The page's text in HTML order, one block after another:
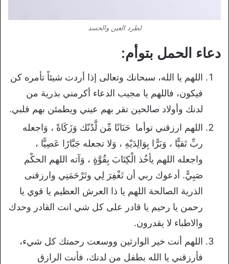
لطرد العين والحسد
دعاء الحمل بتوأم:
اللهم يا الله، سبحانك وتعالى إذا أردت شيئاً تأمره كن
فيكون، فاللهم يا مجيب الدعاء أكرمني بذرية من
لدنك وأولاد صالحين تقر بهم عيني ويطمئن بهم قلبي.
اللهم ارزقني توأما حَنَانًا مِّن لَّدُنّك وَزَكَاةً ، وَاجعله
ربِّ تَقيًّا ، وَبَرًّا بِوَالِدَيْهِ ، وَلا تجعله جَبَّارًا عَصِيًّا ،
واجعله اللهم يأخُذ الْكِتَابَ بِقُوَّةٍ ، وَآته اللهم الحكْم
صَبِيًّ. أدعوك ربي أن تَغْفِرَ لِي وتَرْحَمَنِي وارزقنى
الذرية الصالحة اللهم يا ذا العرش العظيم يا قوي يا
رحمن يا رحيم يا قادر على كل شي انت القادر وحدك
والاطباء لا يقدرون.
اللهم أنت خير الوارثين ووسعت رحمتك كل شيء،
فأرزقني يا الله بطفل من لدنك، فأنت الرازق